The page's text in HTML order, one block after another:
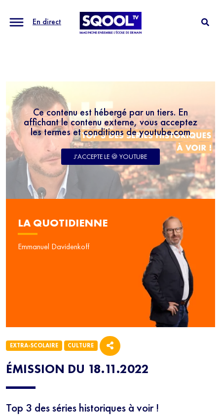
En direct
Ce contenu est hébergé par un tiers. En
affichant le contenu externe, vous acceptez
les termes et conditions de youtube.com
J'ACCEPTE LE 🍪 YOUTUBE
ÉMISSION DU 18.11.2022
Top 3 des séries historiques à voir !
EXTRA-SCOLAIRE CULTURE
LA QUOTIDIENNE
Emmanuel Davidenkoff